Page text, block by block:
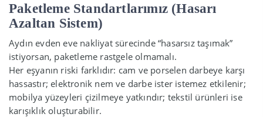
Paketleme Standartlarımız (Hasarı
Azaltan Sistem)
Aydın evden eve nakliyat sürecinde “hasarsız taşımak”
istiyorsan, paketleme rastgele olmamalı.
Her eşyanın riski farklıdır: cam ve porselen darbeye karşı
hassastır; elektronik nem ve darbe ister istemez etkilenir;
mobilya yüzeyleri çizilmeye yatkındır; tekstil ürünleri ise
karışıklık oluşturabilir.